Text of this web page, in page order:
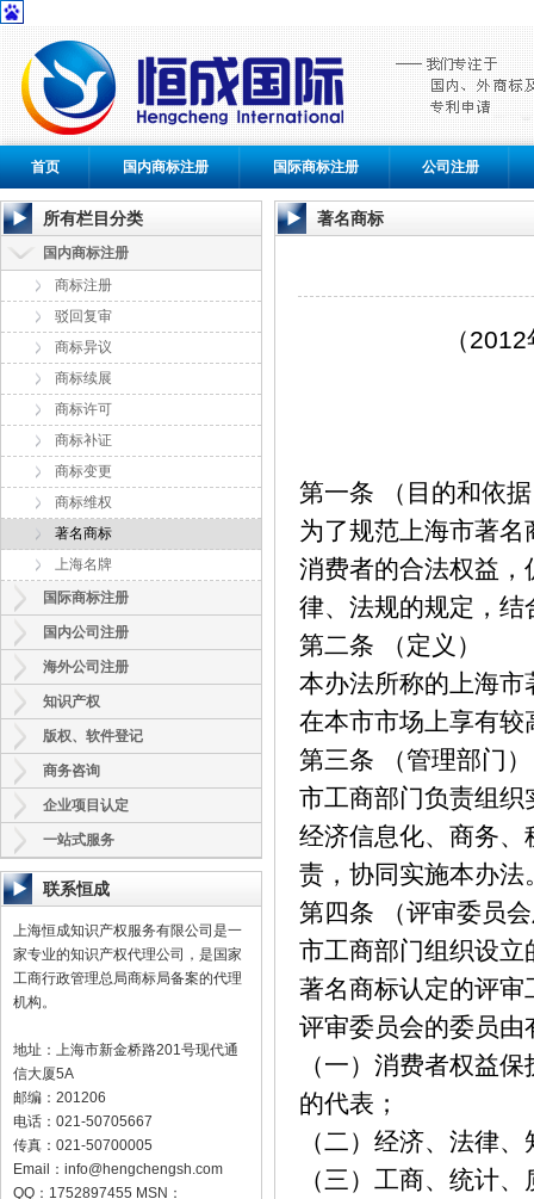
首页 国内商标注册 国际商标注册 公司注册
所有栏目分类
国内商标注册
商标注册
驳回复审
商标异议
商标续展
商标许可
商标补证
商标变更
商标维权
著名商标
上海名牌
国际商标注册
国内公司注册
海外公司注册
知识产权
版权、软件登记
商务咨询
企业项目认定
一站式服务
联系恒成
上海恒成知识产权服务有限公司是一
家专业的知识产权代理公司，是国家
工商行政管理总局商标局备案的代理
机构。
地址：上海市新金桥路201号现代通
信大厦5A
邮编：201206
电话：021-50705667
传真：021-50700005
Email： info@hengchengsh.com
QQ：1752897455 MSN：
著名商标
（2012
第一条 （目的和依
为了规范上海市著
消费者的合法权益
律、法规的规定，
第二条 （定义）
本办法所称的上海市
在本市市场上享有
第三条 （管理部门）
市工商部门负责组织
经济信息化、商务
责，协同实施本办法
第四条 （评审委员
市工商部门组织设立
著名商标认定的评审
评审委员会的委员
（一）消费者权益
的代表；
（二）经济、法律
（三）工商、统计